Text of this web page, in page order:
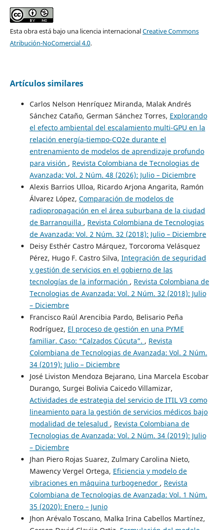
Esta obra está bajo una licencia internacionalCreative Commons
Atribución-NoComercial 4.0.
Artículos similares
Carlos Nelson Henríquez Miranda, Malak Andrés
Sánchez Cataño, German Sánchez Torres, Explorando
el efecto ambiental del escalamiento multi-GPU en la
relación energía-tiempo-CO2e durante el
entrenamiento de modelos de aprendizaje profundo
para visión , Revista Colombiana de Tecnologias de
Avanzada: Vol. 2 Núm. 48 (2026): Julio – Diciembre
Alexis Barrios Ulloa, Ricardo Arjona Angarita, Ramón
Álvarez López, Comparación de modelos de
radiopropagación en el área suburbana de la ciudad
de Barranquilla , Revista Colombiana de Tecnologias
de Avanzada: Vol. 2 Núm. 32 (2018): Julio – Diciembre
Deisy Esthér Castro Márquez, Torcoroma Velásquez
Pérez, Hugo F. Castro Silva, Integración de seguridad
y gestión de servicios en el gobierno de las
tecnologías de la información , Revista Colombiana de
Tecnologias de Avanzada: Vol. 2 Núm. 32 (2018): Julio
– Diciembre
Francisco Raúl Arencibia Pardo, Belisario Peña
Rodríguez, El proceso de gestión en una PYME
familiar. Caso: “Calzados Cúcuta”. , Revista
Colombiana de Tecnologias de Avanzada: Vol. 2 Núm.
34 (2019): Julio – Diciembre
José Liviston Mendoza Bejarano, Lina Marcela Escobar
Durango, Surgei Bolivia Caicedo Villamizar,
Actividades de estrategia del servicio de ITIL V3 como
lineamiento para la gestión de servicios médicos bajo
modalidad de telesalud , Revista Colombiana de
Tecnologias de Avanzada: Vol. 2 Núm. 34 (2019): Julio
– Diciembre
Jhan Piero Rojas Suarez, Zulmary Carolina Nieto,
Mawency Vergel Ortega, Eficiencia y modelo de
vibraciones en máquina turbogenedor , Revista
Colombiana de Tecnologias de Avanzada: Vol. 1 Núm.
35 (2020): Enero – Junio
Jhon Arévalo Toscano, Malka Irina Cabellos Martínez,